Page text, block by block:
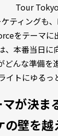
Tour Tokyo
ティングも
をテーマに
、本番当日に
どんな準備を
イトにゆるっ
マが決
の壁を越